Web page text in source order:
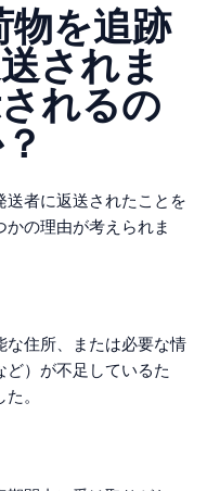
を追跡
されま
れるの
送者に返送されたことを
の理由が考えられま
住所、または必要な情
）が不足しているた
。